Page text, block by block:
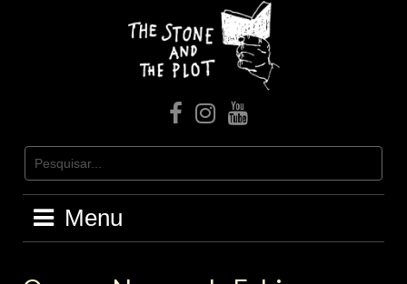
facebookInstagramYoutube
Menu